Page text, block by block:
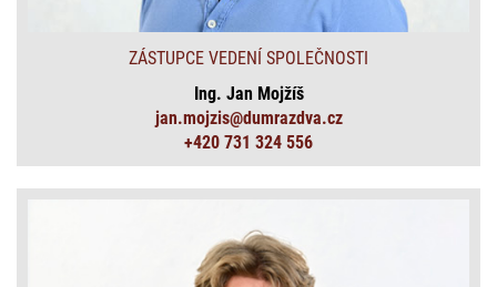
ZÁSTUPCE VEDENÍ SPOLEČNOSTI
Ing. Jan Mojžíš
jan.mojzis@dumrazdva.cz
+420 731 324 556